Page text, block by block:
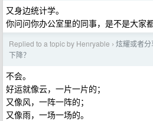
又身边统计学。
你问问你办公室里的同事，是不是大家
Replied to a topic by Henryable › 炫耀或者
下降？
不会。
好运就像云，一片一片的；
又像风，一阵一阵的；
又像雨，一场一场的。